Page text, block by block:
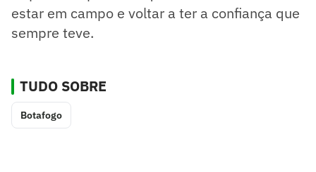
estar em campo e voltar a ter a confiança que
sempre teve.
TUDO SOBRE
Botafogo